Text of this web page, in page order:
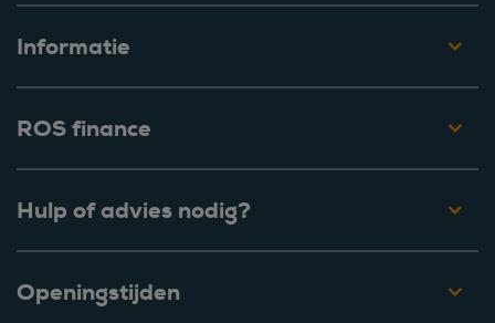
Informatie
ROS finance
Hulp of advies nodig?
Openingstijden